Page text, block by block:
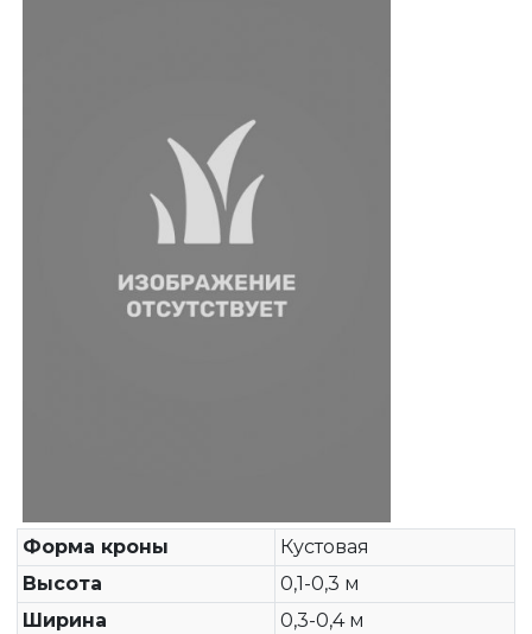
Форма кроны
Кустовая
Высота
0,1-0,3 м
Ширина
0,3-0,4 м